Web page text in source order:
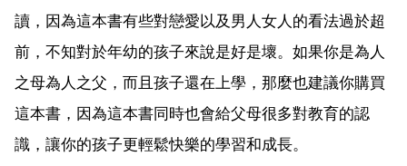
讀，因為這本書有些對戀愛以及男人女人的看法過於超
前，不知對於年幼的孩子來說是好是壞。如果你是為人
之母為人之父，而且孩子還在上學，那麼也建議你購買
這本書，因為這本書同時也會給父母很多對教育的認
識，讓你的孩子更輕鬆快樂的學習和成長。